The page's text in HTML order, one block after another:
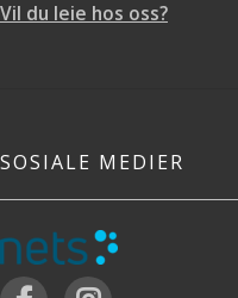
Vil du leie hos oss?
SOSIALE MEDIER